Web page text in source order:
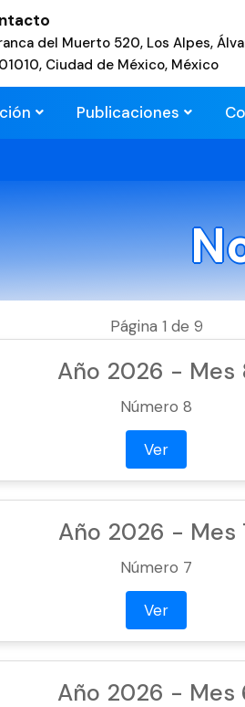
del Muerto 520, Los Alpes,
Ciudad de México, México
Publicaciones
Página 1 de 9
Año 2026 - Mes
Número 8
Ver
Año 2026 - Mes
Número 7
Ver
Año 2026 - Mes